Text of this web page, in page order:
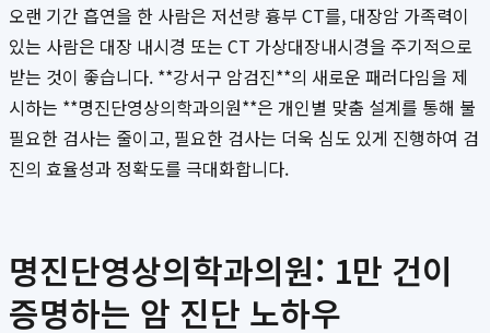
오랜 기간 흡연을 한 사람은 저선량 흉부 CT를, 대장암 가족력이
있는 사람은 대장 내시경 또는 CT 가상대장내시경을 주기적으로
받는 것이 좋습니다. **강서구 암검진**의 새로운 패러다임을 제
시하는 **명진단영상의학과의원**은 개인별 맞춤 설계를 통해 불
필요한 검사는 줄이고, 필요한 검사는 더욱 심도 있게 진행하여 검
진의 효율성과 정확도를 극대화합니다.
명진단영상의학과의원: 1만 건이
증명하는 암 진단 노하우